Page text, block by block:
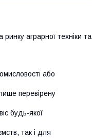
аграрної техніки та
або
перевірену
будь-якої
так і для